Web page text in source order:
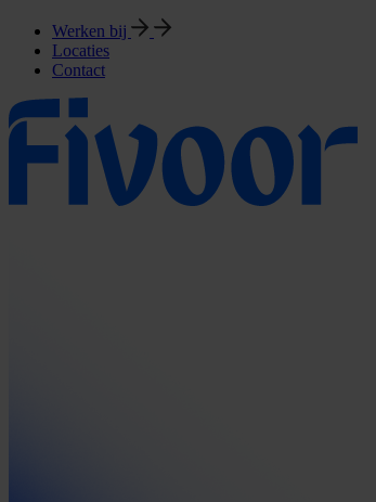
Werken bij
Locaties
Contact